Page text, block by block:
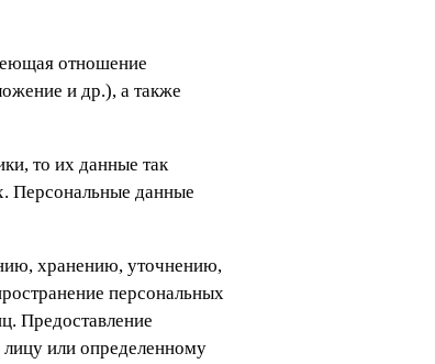
отношение
и др.), а также
то их данные так
Персональные данные
хранению, уточнению,
персональных
Предоставление
или определенному